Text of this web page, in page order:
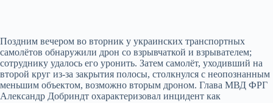
Поздним вечером во вторник у украинских транспортных
самолётов обнаружили дрон со взрывчаткой и взрывателем;
сотруднику удалось его уронить. Затем самолёт, уходивший на
второй круг из‑за закрытия полосы, столкнулся с неопознанным
меньшим объектом, возможно вторым дроном. Глава МВД ФРГ
Александр Добриндт охарактеризовал инцидент как